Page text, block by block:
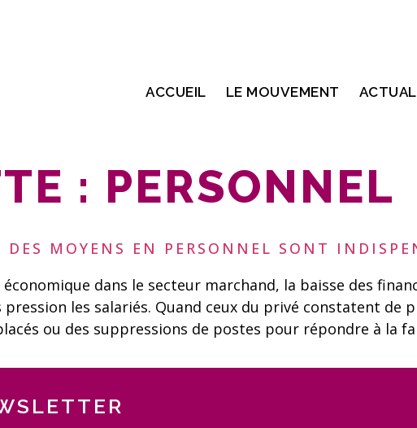
ACCUEIL LE MOUVEMENT
: PERSONNEL
MOYENS EN PERSONNEL SONT
dans le secteur marchand, la baisse des
les salariés. Quand ceux du privé constatent de
ou des suppressions de postes pour répondre à la